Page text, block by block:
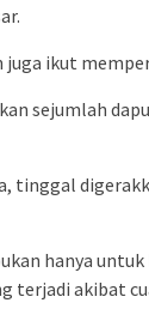
ikut
sejumlah
tinggal
hanya
terjadi akibat